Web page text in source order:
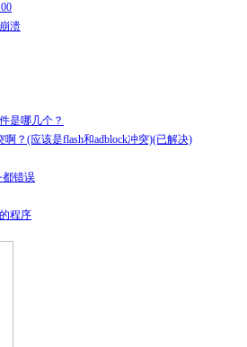
溃
是哪几个？
？(应该是flash和adblock冲突)(已解决)
都错误
程序